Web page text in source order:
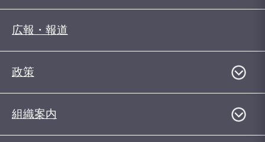
広報・報道
政策
組織案内